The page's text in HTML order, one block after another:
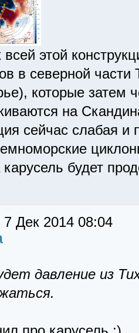
этой
в северной
которые затем
на
сейчас слабая и
карусель будет
7 Дек 2014 08:04
давление из